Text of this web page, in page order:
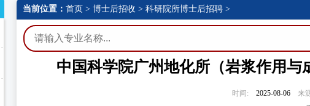
当前位置： 首页 > 博士后招收 > 科研院所博士后招聘 >
中国科学院广州地化所（岩浆作用与
时间: 2025-08-06 来